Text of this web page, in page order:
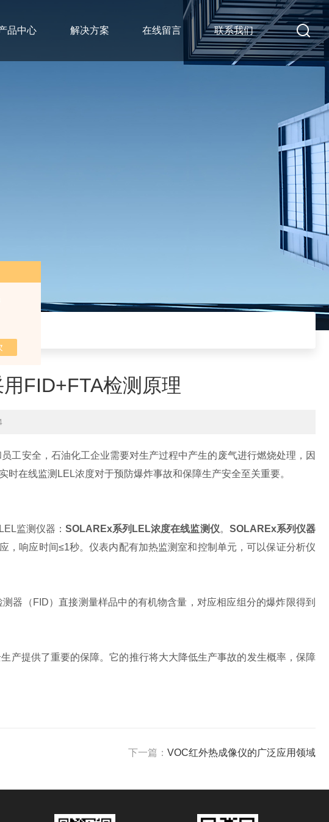
品中心 解决方案 在线留言 联系我们
FID+FTA检测原理
工安全，石油化工企业需要对生产过程中产生的废气进行燃烧处理，因
在线监测LEL浓度对于预防爆炸事故和保障生产安全至关重要。
监测仪器： SOLAREx系列LEL浓度在线监测仪。 SOLAREx系列仪器
响应时间≤1秒。仪表内配有加热监测室和控制单元，可以保证分析仪
器（FID）直接测量样品中的有机物含量，对应相应组分的爆炸限得到
产提供了重要的保障。它的推行将大大降低生产事故的发生概率，保障
下一篇： VOC红外热成像仪的广泛应用领域